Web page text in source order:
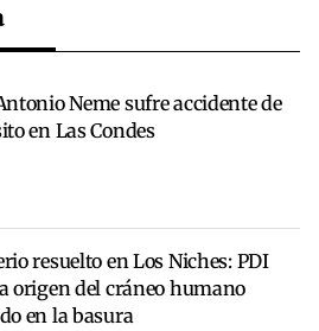
Neme sufre accidente de
en Las Condes
resuelto en Los Niches: PDI
origen del cráneo humano
en la basura